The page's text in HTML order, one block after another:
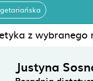
z
Justyna